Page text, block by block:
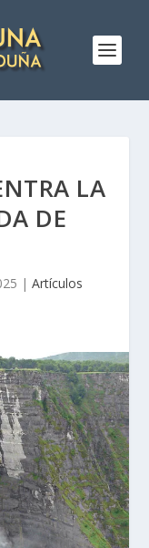
LA
DE
| Artículos